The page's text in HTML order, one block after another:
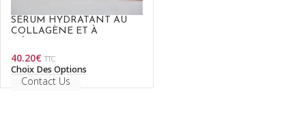
SÉRUM HYDRATANT AU
COLLAGÈNE ET À
40.20€ TTC
Choix Des Options
Contact Us